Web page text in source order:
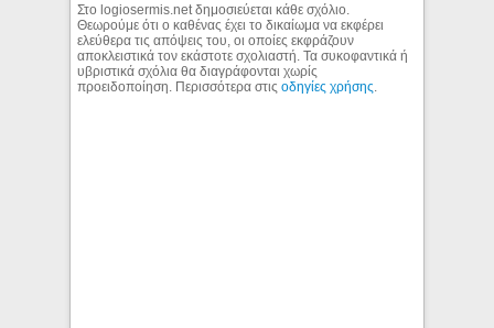
Στο logiosermis.net δημοσιεύεται κάθε σχόλιο.
Θεωρούμε ότι ο καθένας έχει το δικαίωμα να εκφέρει
ελεύθερα τις απόψεις του, οι οποίες εκφράζουν
αποκλειστικά τον εκάστοτε σχολιαστή. Τα συκοφαντικά ή
υβριστικά σχόλια θα διαγράφονται χωρίς
προειδοποίηση. Περισσότερα στιςοδηγίες χρήσης